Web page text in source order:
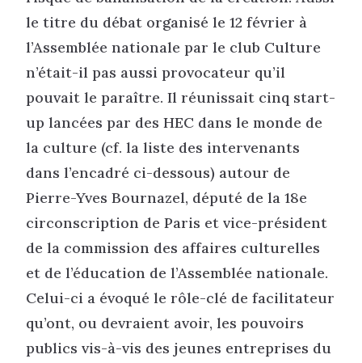
le titre du débat organisé le 12 février à
l’Assemblée nationale par le club Culture
n’était-il pas aussi provocateur qu’il
pouvait le paraître. Il réunissait cinq start-
up lancées par des HEC dans le monde de
la culture (cf. la liste des intervenants
dans l’encadré ci-dessous) autour de
Pierre-Yves Bournazel, député de la 18e
circonscription de Paris et vice-président
de la commission des affaires culturelles
et de l’éducation de l’Assemblée nationale.
Celui-ci a évoqué le rôle-clé de facilitateur
qu’ont, ou devraient avoir, les pouvoirs
publics vis-à-vis des jeunes entreprises du